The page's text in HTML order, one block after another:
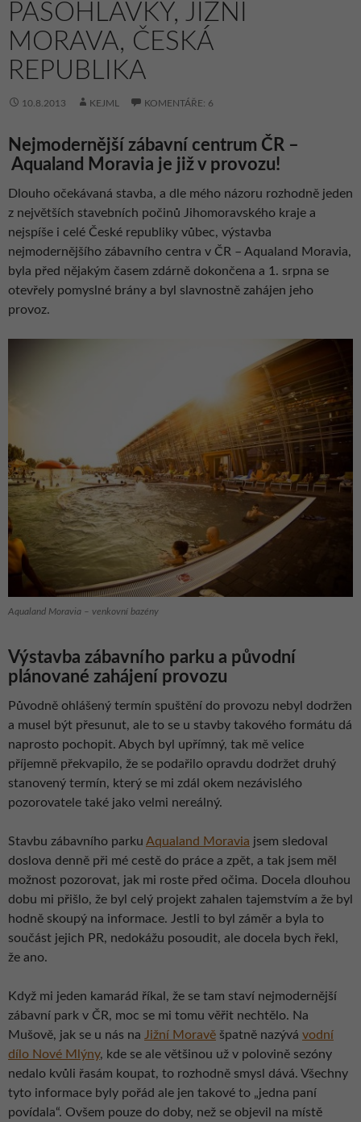
PASOHLÁVKY, JIŽNÍ
MORAVA, ČESKÁ
REPUBLIKA
10.8.2013 KEJML KOMENTÁŘE: 6
Nejmodernější zábavní centrum ČR –
Aqualand Moravia je již v provozu!
Dlouho očekávaná stavba, a dle mého názoru rozhodně jeden
z největších stavebních počinů Jihomoravského kraje a
nejspíše i celé České republiky vůbec, výstavba
nejmodernějšího zábavního centra v ČR – Aqualand Moravia,
byla před nějakým časem zdárně dokončena a 1. srpna se
otevřely pomyslné brány a byl slavnostně zahájen jeho
provoz.
Aqualand Moravia – venkovní bazény
Výstavba zábavního parku a původní
plánované zahájení provozu
Původně ohlášený termín spuštění do provozu nebyl dodržen
a musel být přesunut, ale to se u stavby takového formátu dá
naprosto pochopit. Abych byl upřímný, tak mě velice
příjemně překvapilo, že se podařilo opravdu dodržet druhý
stanovený termín, který se mi zdál okem nezávislého
pozorovatele také jako velmi nereálný.
Stavbu zábavního parku Aqualand Moravia jsem sledoval
doslova denně při mé cestě do práce a zpět, a tak jsem měl
možnost pozorovat, jak mi roste před očima. Docela dlouhou
dobu mi přišlo, že byl celý projekt zahalen tajemstvím a že byl
hodně skoupý na informace. Jestli to byl záměr a byla to
součást jejich PR, nedokážu posoudit, ale docela bych řekl,
že ano.
Když mi jeden kamarád říkal, že se tam staví nejmodernější
zábavní park v ČR, moc se mi tomu věřit nechtělo. Na
Mušově, jak se u nás na Jižní Moravě špatně nazývá vodní
dílo Nové Mlýny, kde se ale většinou už v polovině sezóny
nedalo kvůli řasám koupat, to rozhodně smysl dává. Všechny
tyto informace byly pořád ale jen takové to „jedna paní
povídala“. Ovšem pouze do doby, než se objevil na místě